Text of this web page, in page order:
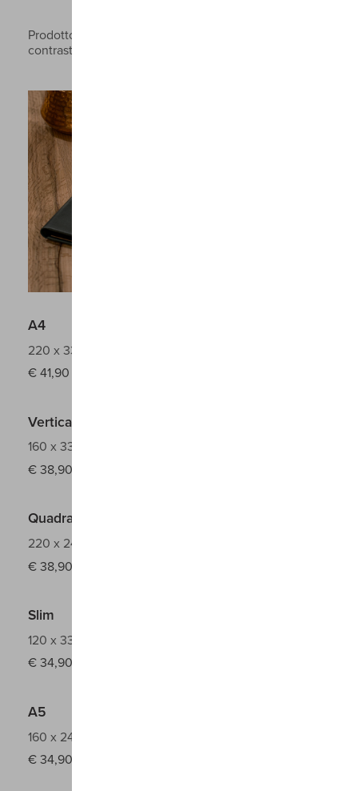
Prodotto a copertina rigida in doppia similpelle a
contrasto con cucitura a vista
A4
220 x 330 mm
€ 41,90
Verticale
160 x 330 mm
€ 38,90
Quadrato
220 x 240 mm
€ 38,90
Slim
120 x 330 mm
€ 34,90
A5
160 x 240 mm
€ 34,90